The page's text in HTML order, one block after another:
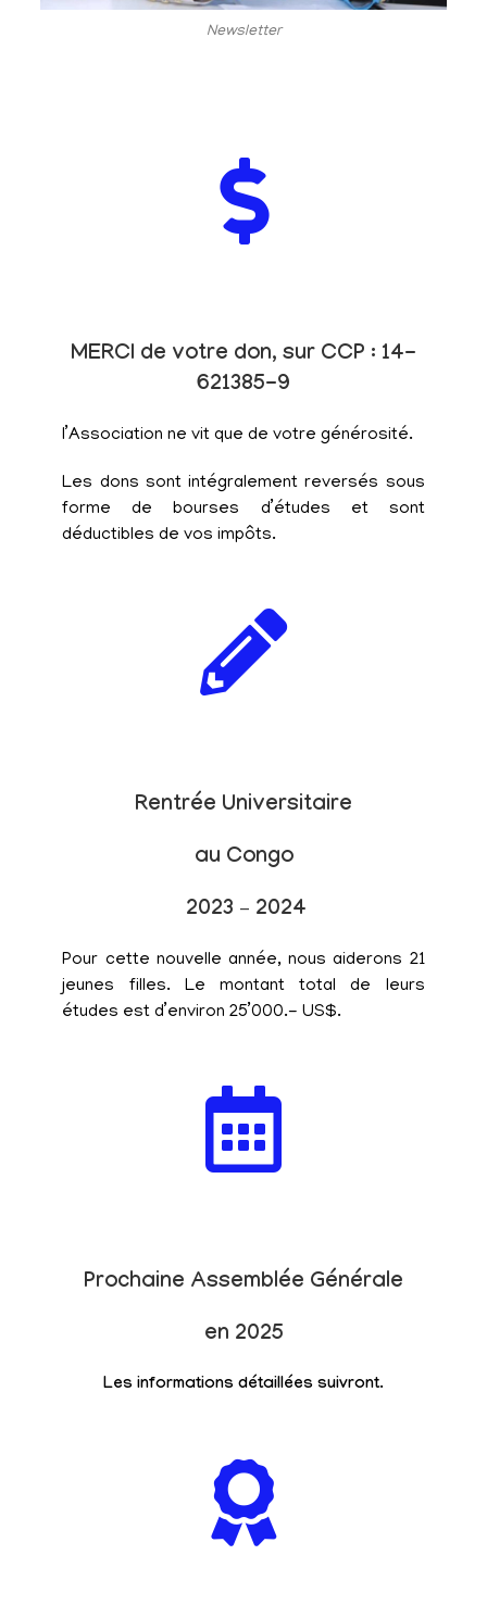
Newsletter
MERCI de votre don, sur CCP : 14-
621385-9
l’Association ne vit que de votre générosité.
Les dons sont intégralement reversés sous
forme de bourses d’études et sont
déductibles de vos impôts.
Rentrée Universitaire
au Congo
2023 – 2024
Pour cette nouvelle année, nous aiderons 21
jeunes filles. Le montant total de leurs
études est d’environ 25’000.- US$.
Prochaine Assemblée Générale
en 2025
Les informations détaillées suivront.